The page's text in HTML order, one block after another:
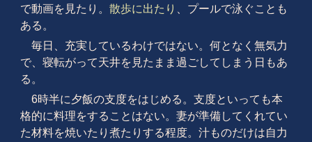
で動画を見たり。 散歩に出たり
、プールで泳ぐことも
ある。
毎日、充実しているわけではない。何となく無気力
で、寝転がって天井を見たまま過ごしてしまう日もあ
る。
6時半に夕飯の支度をはじめる。支度といっても本
格的に料理をすることはない。妻が準備してくれてい
た材料を焼いたり煮たりする程度。汁ものだけは自力